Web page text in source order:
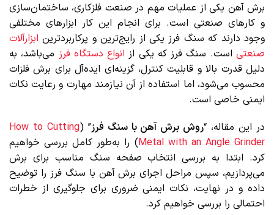
برش آهن یکی از عملیات مهم در صنعت فلزکاری، ساختمان‌سازی
و کارهای صنعتی است. برای انجام این کار ابزارهای مختلفی
وجود دارند که سنگ فرز یکی از رایج‌ترین و پرکاربردترین ابزارآلات
صنعتیاست. سنگ فرز که یکی از انواع دستگاه فرز می‌باشد، به
دلیل قدرت بالا و قابلیت کنترل، گزینه‌ای ایده‌آل برای برش فلزات
محسوب می‌شود، اما استفاده از آن نیازمند مهارت و رعایت نکات
ایمنی خاصی است.
در این مقاله، “روش برش آهن با سنگ فرز” (
How to Cutting
Metal with an Angle Grinder) را به‌طور کامل بررسی خواهیم
کرد. ابتدا به بررسی انتخاب صفحه سنگ مناسب برای برش
می‌پردازیم، سپس مراحل اجرای برش آهن با سنگ فرز را توضیح
داده و در نهایت، نکات ایمنی ضروری برای جلوگیری از خطرات
احتمالی را بررسی خواهیم کرد.